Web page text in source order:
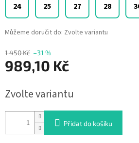
1 450 Kč –31 %
989,10 Kč
cena:
Zvolte variantu
24 25 27 28
Můžeme doručit do: Zvolte variantu
Přidat do košíku